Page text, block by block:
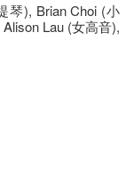
琴), Brian Choi (小
Lau (女高音),